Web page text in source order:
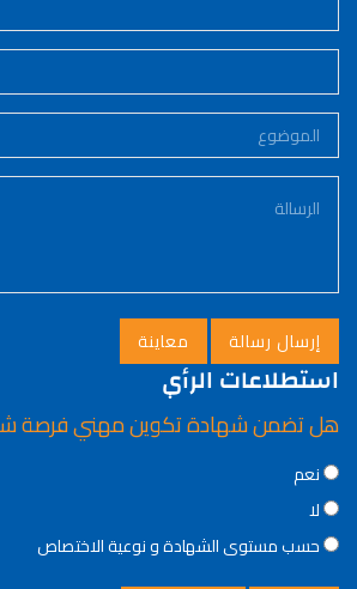
استطلاعات الرأي
هل تضمن شهادة تكوين مهني فرصة
Choices
نعم
لا
حسب مستوى الشهادة و نوعية الاختصاص